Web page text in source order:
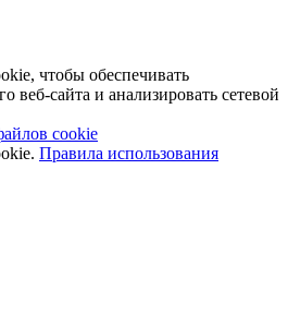
чтобы обеспечивать
веб-сайта и анализировать сетевой
cookie
Правила использования